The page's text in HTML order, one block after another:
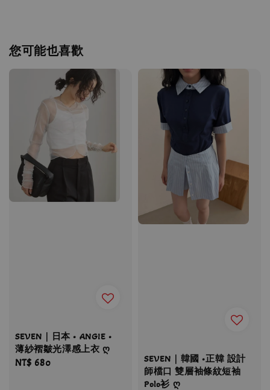
您可能也喜歡
SEVEN｜日本 • ANGIE •
薄紗褶皺光澤感上衣 ღ
Regular
NT$ 680
SEVEN｜韓國 •正韓 設計
師檔口 雙層袖條紋短袖
Polo衫 ღ